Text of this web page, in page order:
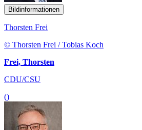
Bildinformationen
Thorsten Frei
© Thorsten Frei / Tobias Koch
Frei, Thorsten
CDU/CSU
()